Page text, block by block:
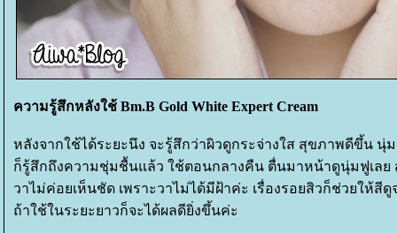
ความรู้สึกหลังใช้ Bm.B Gold White Expert Cream
หลังจากใช้ได้ระยะนึง จะรู้สึกว่าผิวดูกระจ่างใส สุขภาพดีขึ้น
ก็รู้สึกถึงความชุ่มชื้นแล้ว ใช้ตอนกลางคืน ตื่นมาหน้าดูนุ่มฟูเลย
วาไม่ค่อยเห็นชัด เพราะวาไม่ได้มีฝ้าค่ะ เรื่องรอยสิวก็ช่วยให้สีดู
ถ้าใช้ในระยะยาวก็จะได้ผลดียิ่งขึ้นค่ะ